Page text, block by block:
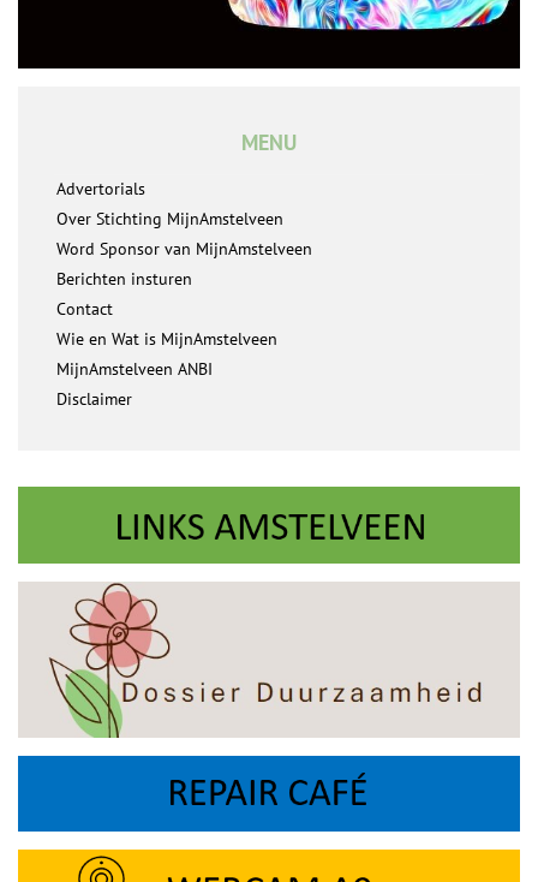
MENU
Advertorials
Over Stichting MijnAmstelveen
Word Sponsor van MijnAmstelveen
Berichten insturen
Contact
Wie en Wat is MijnAmstelveen
MijnAmstelveen ANBI
Disclaimer